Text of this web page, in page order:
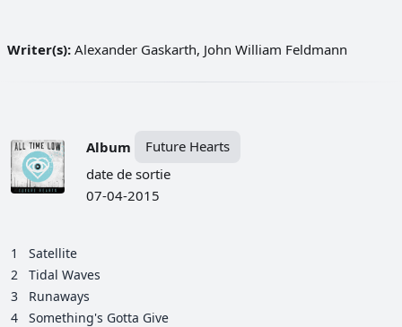
Writer(s): Alexander Gaskarth, John William Feldmann
Album
Future Hearts
date de sortie
07-04-2015
1
Satellite
2
Tidal Waves
3
Runaways
4
Something's Gotta Give